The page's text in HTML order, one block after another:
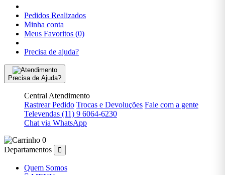
Shelley
Ficção,
Victor
Filosofia
Finanças
Geografia
HQs E
Mangás
Mangás,
Pedidos Realizados
Minha conta
Meus Favoritos (0)
Precisa de ajuda?
Precisa de Ajuda?
Central Atendimento
Rastrear Pedido Trocas e Devoluções Fale com a gente
Televendas (11) 9 6064-6230
Chat via WhatsApp
0
Departamentos
Quem Somos